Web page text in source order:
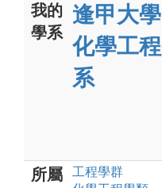
我的
學系
逢甲大學
化學工
系
所屬
工程學群